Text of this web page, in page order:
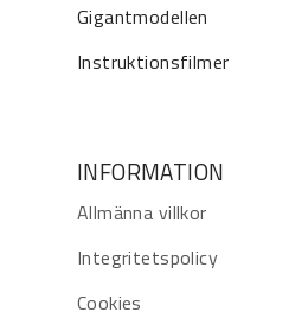
Gigantmodellen
Instruktionsfilmer
INFORMATION
Allmänna villkor
Integritetspolicy
Cookies